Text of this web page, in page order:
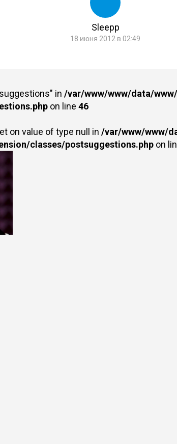
Sleepp
18 июня 2012 в 02:49
in /var/www/www/data/
on line 46
on value of type null in /var/www/www/
classes/postsuggestions.phpon